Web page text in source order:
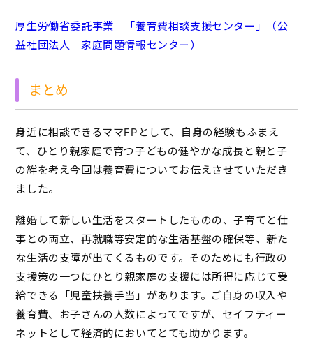
厚生労働省委託事業 「養育費相談支援センター」（公
益社団法人 家庭問題情報センター）
まとめ
身近に相談できるママFPとして、自身の経験もふまえ
て、ひとり親家庭で育つ子どもの健やかな成長と親と子
の絆を考え今回は養育費についてお伝えさせていただき
ました。
離婚して新しい生活をスタートしたものの、子育てと仕
事との両立、再就職等安定的な生活基盤の確保等、新た
な生活の支障が出てくるものです。そのためにも行政の
支援策の一つにひとり親家庭の支援には所得に応じて受
給できる「児童扶養手当」があります。ご自身の収入や
養育費、お子さんの人数によってですが、セイフティー
ネットとして経済的においてとても助かります。